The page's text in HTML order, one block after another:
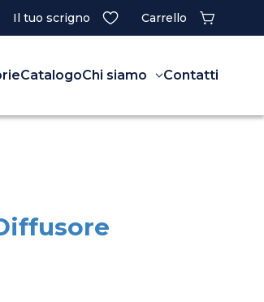
Il tuo scrigno Carrello
CatalogoChi siamo Contatti